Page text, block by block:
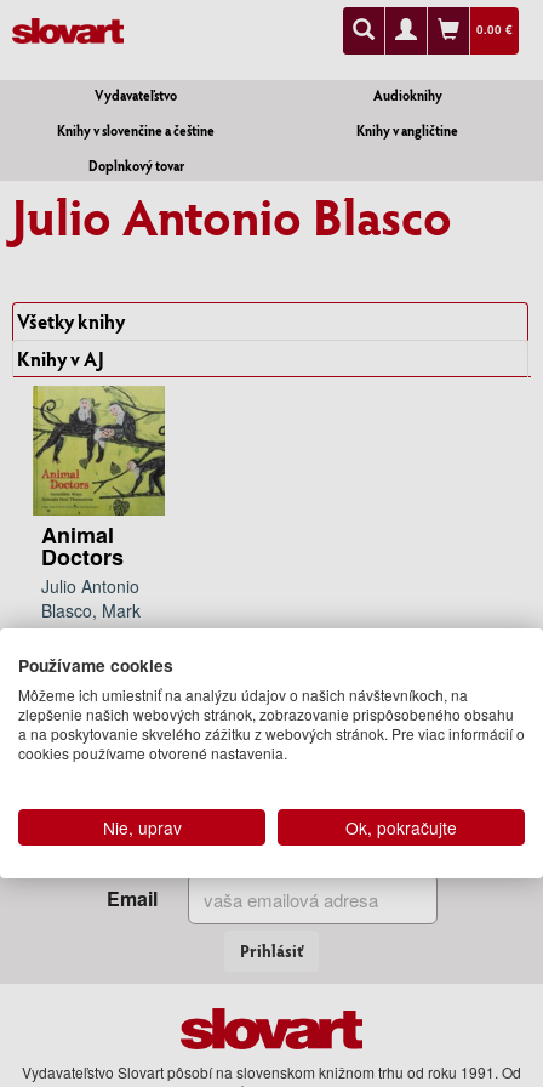
0.00 €
Vydavateľstvo
Audioknihy
Knihy v slovenčine a češtine
Knihy v angličtine
Doplnkový tovar
Julio Antonio Blasco
Všetky knihy
Knihy v AJ
Animal
Doctors
Julio Antonio
Blasco, Mark
Doran
13.95 €
Pripravujeme
(predobjednávka)
Zadajte Váš email
Email
Prihlásiť
Vydavateľstvo Slovart pôsobí na slovenskom knižnom trhu od roku 1991. Od
Používame cookies
Môžeme ich umiestniť na analýzu údajov o našich návštevníkoch, na
zlepšenie našich webových stránok, zobrazovanie prispôsobeného obsahu
a na poskytovanie skvelého zážitku z webových stránok. Pre viac informácií o
cookies používame otvorené nastavenia.
Nie, uprav Ok, pokračujte